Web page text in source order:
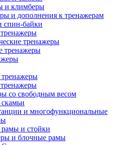
и климберы
и дополнения к тренажерам
спин-байки
тренажеры
тренажеры
со свободным весом
и многофункциональные
и стойки
и блочные рамы